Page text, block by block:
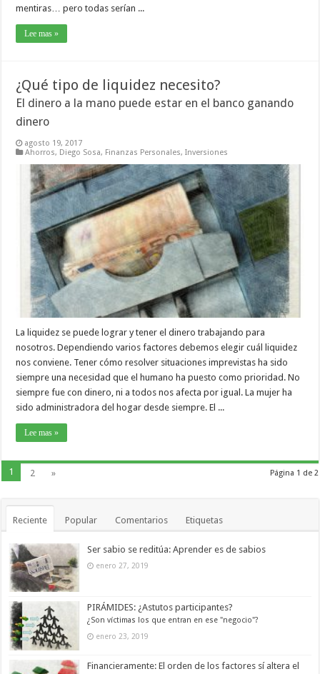
mentiras… pero todas serían ...
Lee mas »
¿Qué tipo de liquidez necesito?
El dinero a la mano puede estar en el banco ganando
dinero
agosto 19, 2017
Ahorros, Diego Sosa, Finanzas Personales,Inversiones
La liquidez se puede lograr y tener el dinero trabajando para
nosotros. Dependiendo varios factores debemos elegir cuál liquidez
nos conviene. Tener cómo resolver situaciones imprevistas ha sido
siempre una necesidad que el humano ha puesto como prioridad. No
siempre fue con dinero, ni a todos nos afecta por igual. La mujer ha
sido administradora del hogar desde siempre. El ...
Lee mas »
Página 1 de 2
1 2 »
Reciente Popular Comentarios Etiquetas
Ser sabio se reditúa: Aprender es de sabios
enero 27, 2019
PIRÁMIDES: ¿Astutos participantes?
¿Son víctimas los que entran en ese "negocio"?
enero 23, 2019
Financieramente: El orden de los factores sí altera el